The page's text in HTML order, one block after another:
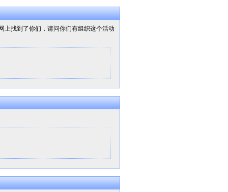
上找到了你们，请问你们有组织这个活动